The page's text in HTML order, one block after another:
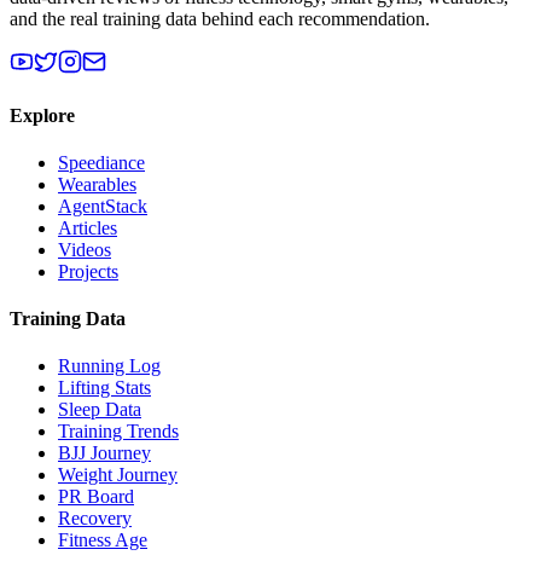
and the real training data behind each recommendation.
Explore
Speediance
Wearables
AgentStack
Articles
Videos
Projects
Training Data
Running Log
Lifting Stats
Sleep Data
Training Trends
BJJ Journey
Weight Journey
PR Board
Recovery
Fitness Age